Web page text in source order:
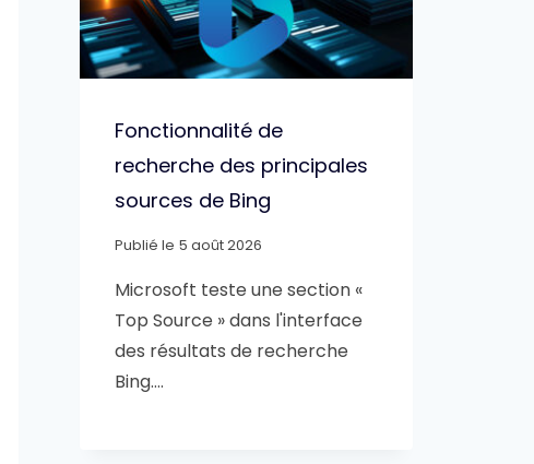
Fonctionnalité de
recherche des principales
sources de Bing
Publié le 5 août 2026
Microsoft teste une section «
Top Source » dans l'interface
des résultats de recherche
Bing….